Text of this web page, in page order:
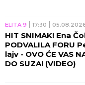
ELITA 9 17:30
HIT SNIMAK! Ena
PODVALILA FORU
lajv - OVO ĆE VAS
DO SUZA! (VIDEO)